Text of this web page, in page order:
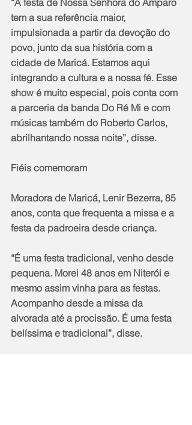
“A festa de Nossa Senhora do Amparo
tem a sua referência maior,
impulsionada a partir da devoção do
povo, junto da sua história com a
cidade de Maricá. Estamos aqui
integrando a cultura e a nossa fé. Esse
show é muito especial, pois conta com
a parceria da banda Do Ré Mi e com
músicas também do Roberto Carlos,
abrilhantando nossa noite”, disse.
Fiéis comemoram
Moradora de Maricá, Lenir Bezerra, 85
anos, conta que frequenta a missa e a
festa da padroeira desde criança.
“É uma festa tradicional, venho desde
pequena. Morei 48 anos em Niterói e
mesmo assim vinha para as festas.
Acompanho desde a missa da
alvorada até a procissão. É uma festa
belíssima e tradicional”, disse.